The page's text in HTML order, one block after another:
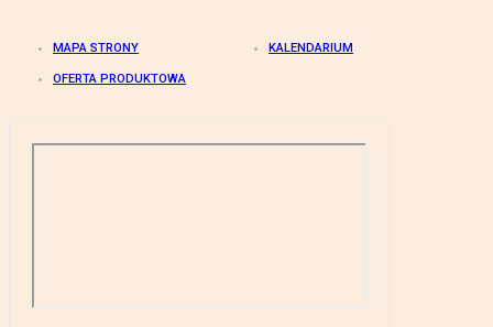
MAPA STRONY KALENDARIUM
OFERTA PRODUKTOWA